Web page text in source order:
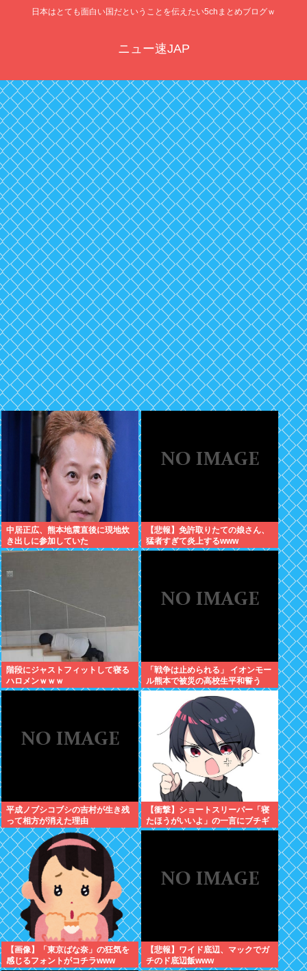
日本はとても面白い国だということを伝えたい5chまとめブログｗ
ニュー速JAP
中居正広、熊本地震直後に現地炊
き出しに参加していた
【悲報】免許取りたての娘さん、
猛者すぎて炎上するwww
階段にジャストフィットして寝る
ハロメンｗｗｗ
「戦争は止められる」 イオンモー
ル熊本で被災の高校生平和誓う
平成ノブシコブシの吉村が生き残
って相方が消えた理由
【衝撃】ショートスリーパー「寝
たほうがいいよ」の一言にブチギ
レwww(※動画あり)
【画像】「東京ばな奈」の狂気を
感じるフォントがコチラwww
【悲報】ワイド底辺、マックでガ
チのド底辺飯www